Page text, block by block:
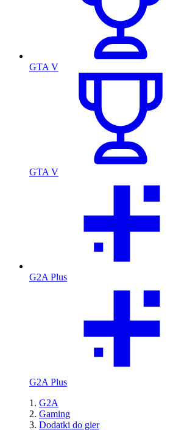
GTA V
GTA V
G2A Plus
G2A Plus
G2A
Gaming
Dodatki do gier